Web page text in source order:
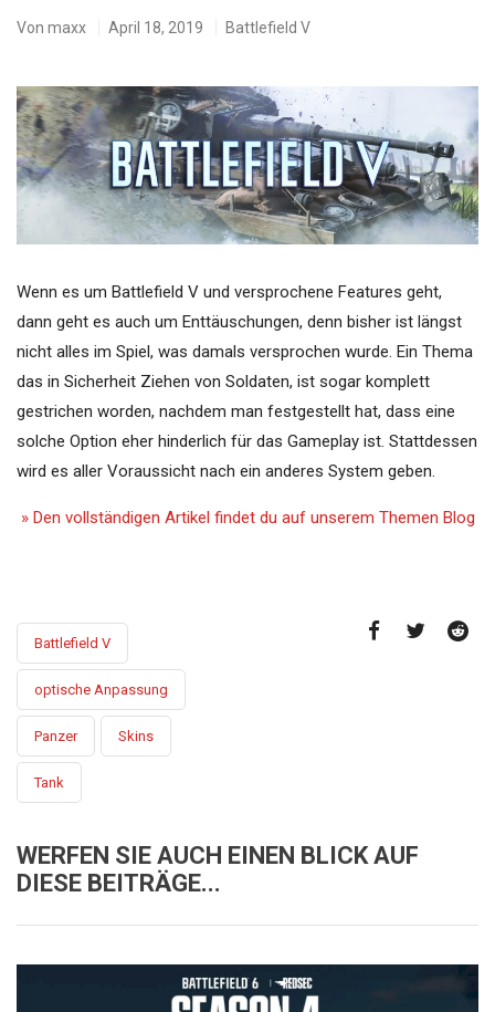
Von maxx April 18, 2019 Battlefield V
Wenn es um Battlefield V und versprochene Features geht,
dann geht es auch um Enttäuschungen, denn bisher ist längst
nicht alles im Spiel, was damals versprochen wurde. Ein Thema
das in Sicherheit Ziehen von Soldaten, ist sogar komplett
gestrichen worden, nachdem man festgestellt hat, dass eine
solche Option eher hinderlich für das Gameplay ist. Stattdessen
wird es aller Voraussicht nach ein anderes System geben.
» Den vollständigen Artikel findet du auf unserem Themen Blog
Battlefield V
optische Anpassung
Panzer Skins
Tank
WERFEN SIE AUCH EINEN BLICK AUF
DIESE BEITRÄGE...